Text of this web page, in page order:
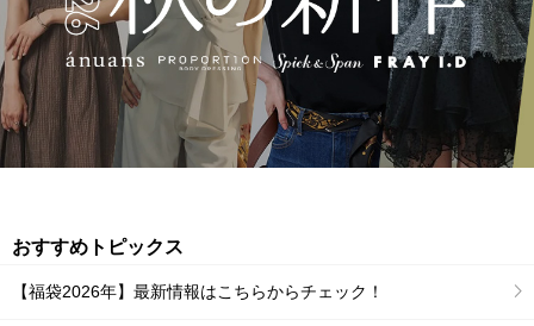
おすすめトピックス
【福袋2026年】最新情報はこちらからチェック！